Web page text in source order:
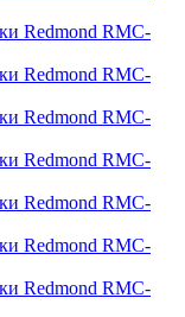
Redmond RMC-
Redmond RMC-
Redmond RMC-
Redmond RMC-
Redmond RMC-
Redmond RMC-
Redmond RMC-